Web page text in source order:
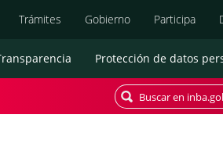
Trámites Gobierno Participa
Protección de datos